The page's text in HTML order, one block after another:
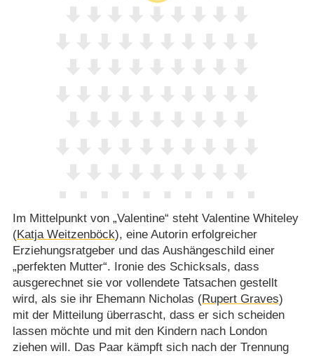
Im Mittelpunkt von „Valentine“ steht Valentine Whiteley
(Katja Weitzenböck), eine Autorin erfolgreicher
Erziehungsratgeber und das Aushängeschild einer
„perfekten Mutter“. Ironie des Schicksals, dass
ausgerechnet sie vor vollendete Tatsachen gestellt
wird, als sie ihr Ehemann Nicholas (Rupert Graves)
mit der Mitteilung überrascht, dass er sich scheiden
lassen möchte und mit den Kindern nach London
ziehen will. Das Paar kämpft sich nach der Trennung